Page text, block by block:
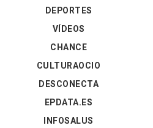
DEPORTES
VÍDEOS
CHANCE
CULTURAOCIO
DESCONECTA
EPDATA.ES
INFOSALUS